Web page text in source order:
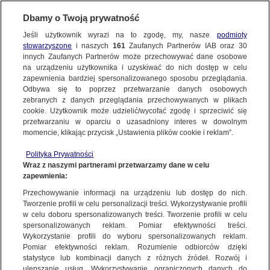
"Płoną nasze ostatnie płuca. Czas ucieka
nam szybciej, niż się zdawało"
26 SIERPNIA 2019 20:15
Liderzy obecni na szczycie G7 we Francji ustalili,
że przekażą co najmniej dwadzieścia milionów
dolarów na pomoc w walce z pożarami w Brazylii,
a słynny aktor Leonardo DiCaprio zadeklarował
kwotę pięciu milionów dolarów. W sumie w tym
roku w Puszczy Amazońskiej wybuchło około 78
tysięcy pożarów - to dwa razy więcej niż w roku
ubiegłym. Około połowa z nich wznieciła się w
NAJNOWSZE
ZOBACZ FAKTY
FAKTY PO FAKTACH
FAKTY O ŚWIECIE
WIĘCEJ
KANAŁY
Dzień dobry!
Jedno konto do wszystkich usług
Dbamy o Twoją prywatność
Jeśli użytkownik wyrazi na to zgodę, my, nasze podmioty
stowarzyszone i naszych 161Zaufanych Partnerów IAB oraz 30
innych Zaufanych Partnerów może przechowywać dane osobowe
na urządzeniu użytkownika i uzyskiwać do nich dostęp w celu
zapewnienia bardziej spersonalizowanego sposobu przeglądania.
Odbywa się to poprzez przetwarzanie danych osobowych
zebranych z danych przeglądania przechowywanych w plikach
cookie. Użytkownik może udzielić/wycofać zgodę i sprzeciwić się
przetwarzaniu w oparciu o uzasadniony interes w dowolnym
momencie, klikając przycisk „Ustawienia plików cookie i reklam”.
Polityka Prywatności
Wraz z naszymi partnerami przetwarzamy dane w celu
zapewnienia:
Przechowywanie informacji na urządzeniu lub dostęp do nich.
Tworzenie profili w celu personalizacji treści. Wykorzystywanie profili
w celu doboru spersonalizowanych treści. Tworzenie profili w celu
spersonalizowanych reklam. Pomiar efektywności treści.
Wykorzystanie profili do wyboru spersonalizowanych reklam.
Pomiar efektywności reklam. Rozumienie odbiorców dzięki
statystyce lub kombinacji danych z różnych źródeł. Rozwój i